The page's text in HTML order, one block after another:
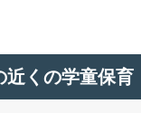
近くの学童保育